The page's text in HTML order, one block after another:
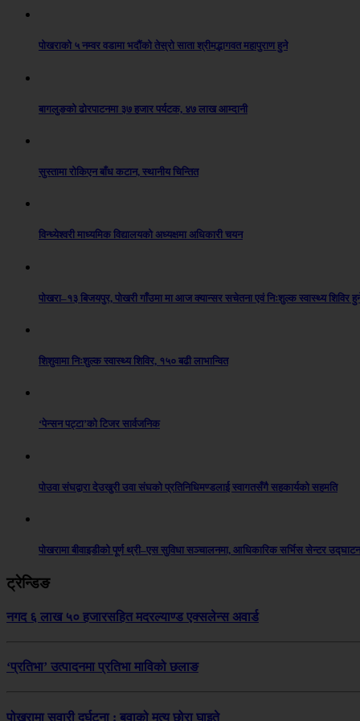
पोखराको ५ नम्वर वडामा भदौंको तेस्रो साता श्रीमद्भागवत महापुराण हुने
बागलुङको ढोरपाटनमा ३७ हजार पर्यटक, ४७ लाख आम्दानी
सुस्तामा रोकिएन बाँध कटान, स्थानीय चिन्तित
विन्ध्येश्वरी माध्यमिक विद्यालयको अध्यक्षमा अधिकारी चयन
पोखरा–१३ बिजयपुर, पोखरी गाँउमा मा आज क्यान्सर सचेतना एवं निःशुल्क स्वास्थ्य शिविर
शिशुवामा निःशुल्क स्वास्थ्य शिविर, १५० बढी लाभान्वित
‘पेन्सन पट्टा’को टिजर सार्वजनिक
पोउवा संघद्वारा देउखुरी उवा संघको प्रतिनिधिमण्डलाई स्वागतसँगै सहकार्यको सहमति
पोखरामा बीवाइडीको पूर्ण थ्री–एस सुविधा सञ्चालनमा, आधिकारिक सर्भिस सेन्टर उद्घाटन
ट्रेन्डिङ
नगद ६ लाख ५० हजारसहित मदरल्याण्ड एक्सलेन्स अवार्ड
‘प्रतिभा’ उत्पादनमा प्रतिभा माविको छलाङ
पोखरामा सवारी दुर्घटना : बुवाको मृत्यु छोरा घाइते